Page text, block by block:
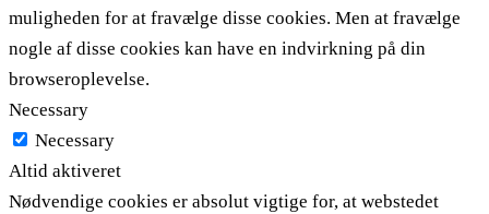
muligheden for at fravælge disse cookies. Men at fravælge
nogle af disse cookies kan have en indvirkning på din
browseroplevelse.
Necessary
Necessary
Altid aktiveret
Nødvendige cookies er absolut vigtige for, at webstedet